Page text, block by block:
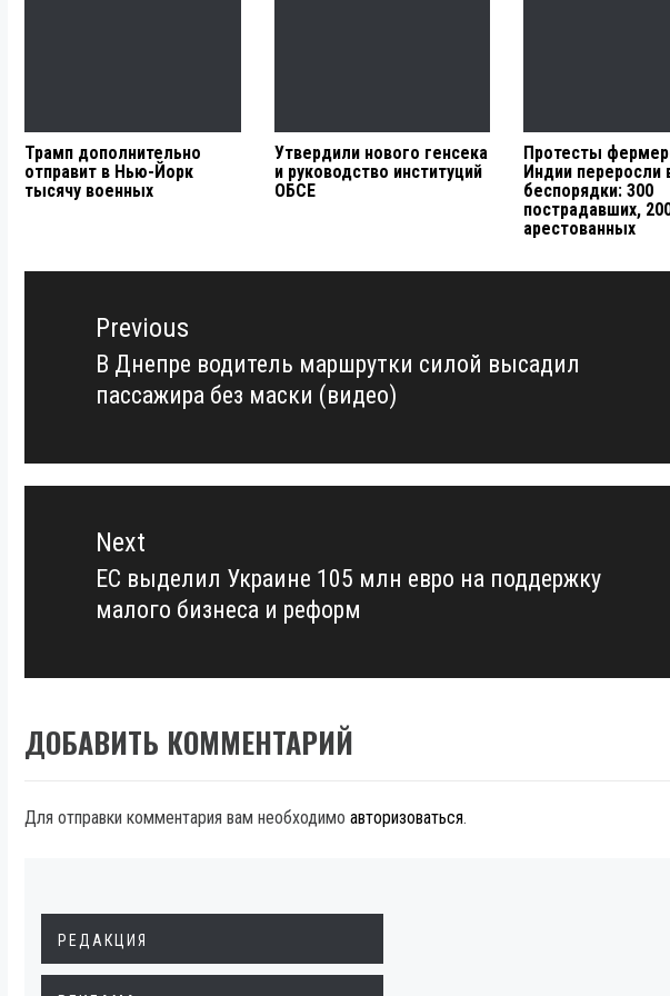
Трамп дополнительно
отправит в Нью-Йорк
тысячу военных
Утвердили нового генсека
и руководство институций
ОБСЕ
Протесты
Индии переросли
беспорядки: 300
пострадавших,
арестованных
Навигация
записямPrevious
Previous
post:
В Днепре водитель маршрутки силой высадил
пассажира без маски (видео)
Next
Next
post:
ЕС выделил Украине 105 млн евро на поддержку
малого бизнеса и реформ
ДОБАВИТЬ КОММЕНТАРИЙ
Для отправки комментария вам необходимо авторизоваться.
РЕДАКЦИЯ